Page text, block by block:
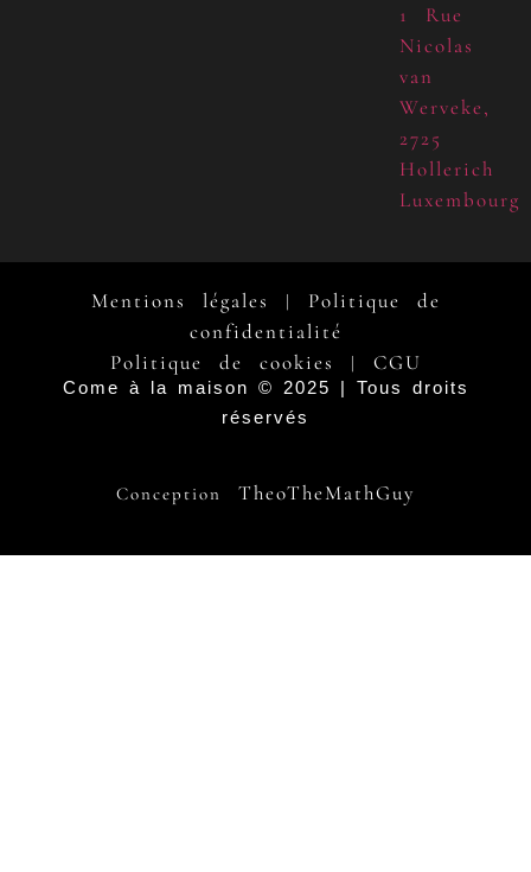
1 Rue
Nicolas
van
Werveke,
2725
Hollerich
Luxembourg
Mentions légales | Politique de
confidentialité
Politique de cookies
| CGU
Come à la maison © 2025 | Tous droits
réservés
Conception TheoTheMathGuy